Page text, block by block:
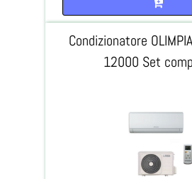
Condizionatore
12000 Set